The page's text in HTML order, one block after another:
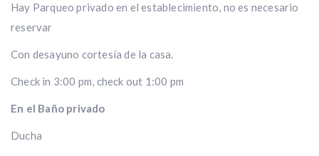
Hay Parqueo privado en el establecimiento, no es necesario
reservar
Con desayuno cortesía de la casa.
Check in 3:00 pm, check out 1:00 pm
En el Baño privado
Ducha